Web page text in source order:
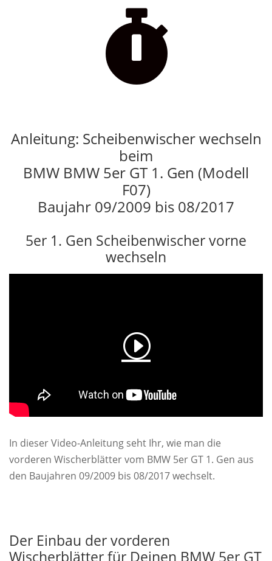

Anleitung: Scheibenwischer wechseln
beim
BMW BMW 5er GT 1. Gen (Modell
F07)
Baujahr 09/2009 bis 08/2017
5er 1. Gen Scheibenwischer vorne
wechseln
In dieser Video-Anleitung seht Ihr, wie man die
vorderen Wischerblätter vom BMW 5er GT 1. Gen aus
den Baujahren 09/2009 bis 08/2017 wechselt.
Der Einbau der vorderen
Wischerblätter für Deinen BMW 5er GT